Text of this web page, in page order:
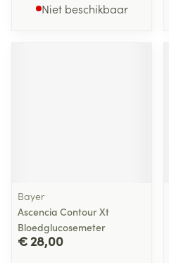
Niet beschikbaar
Bayer
Ascencia Contour Xt
Bloedglucosemeter
€ 28,00